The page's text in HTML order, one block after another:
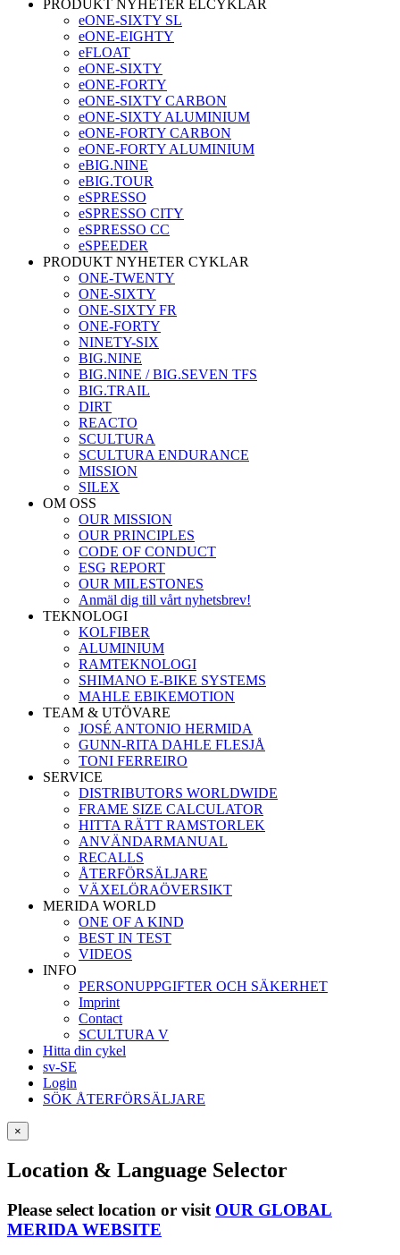
PRODUKT NYHETER ELCYKLAR
eONE-SIXTY SL
eONE-EIGHTY
eFLOAT
eONE-SIXTY
eONE-FORTY
eONE-SIXTY CARBON
eONE-SIXTY ALUMINIUM
eONE-FORTY CARBON
eONE-FORTY ALUMINIUM
eBIG.NINE
eBIG.TOUR
eSPRESSO
eSPRESSO CITY
eSPRESSO CC
eSPEEDER
PRODUKT NYHETER CYKLAR
ONE-TWENTY
ONE-SIXTY
ONE-SIXTY FR
ONE-FORTY
NINETY-SIX
BIG.NINE
BIG.NINE / BIG.SEVEN TFS
BIG.TRAIL
DIRT
REACTO
SCULTURA
SCULTURA ENDURANCE
MISSION
SILEX
OM OSS
OUR MISSION
OUR PRINCIPLES
CODE OF CONDUCT
ESG REPORT
OUR MILESTONES
Anmäl dig till vårt nyhetsbrev!
TEKNOLOGI
KOLFIBER
ALUMINIUM
RAMTEKNOLOGI
SHIMANO E-BIKE SYSTEMS
MAHLE EBIKEMOTION
TEAM & UTÖVARE
JOSÉ ANTONIO HERMIDA
GUNN-RITA DAHLE FLESJÅ
TONI FERREIRO
SERVICE
DISTRIBUTORS WORLDWIDE
FRAME SIZE CALCULATOR
HITTA RÄTT RAMSTORLEK
ANVÄNDARMANUAL
RECALLS
ÅTERFÖRSÄLJARE
VÄXELÖRAÖVERSIKT
MERIDA WORLD
ONE OF A KIND
BEST IN TEST
VIDEOS
INFO
PERSONUPPGIFTER OCH SÄKERHET
Imprint
Contact
SCULTURA V
Hitta din cykel
sv-SE
Login
SÖK ÅTERFÖRSÄLJARE
×
Location & Language Selector
Please select location or visit OUR GLOBAL
MERIDA WEBSITE